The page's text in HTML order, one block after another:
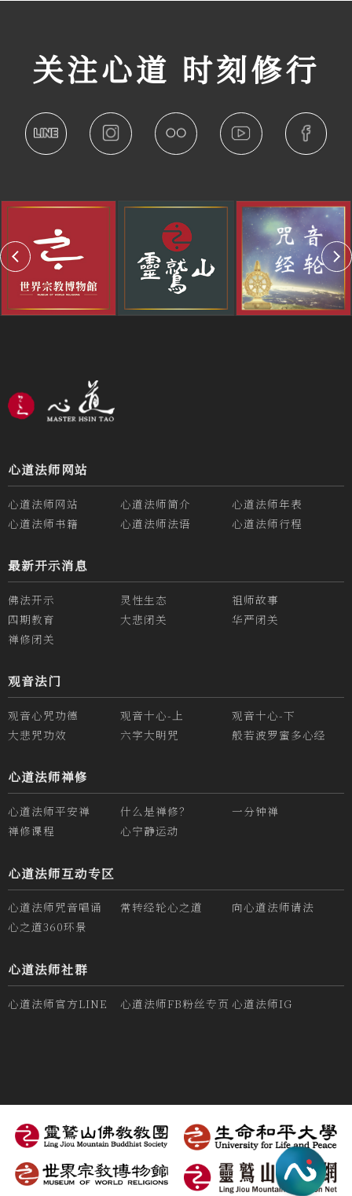
关注心道 时刻修行
心道法师网站
心道法师网站 心道法师简介
心道法师年表
心道法师书籍
心道法师法语 心道法师行程
最新开示消息
佛法开示 灵性生态
祖师故事
四期教育
大悲闭关
华严闭关
禅修闭关
观音法门
观音心咒功德 观音十心-上
观音十心-下
大悲咒功效
六字大明咒 般若波罗蜜多心经
心道法师禅修
心道法师平安禅 什么是禅修？
一分钟禅
禅修课程
心宁静运动
心道法师互动专区
心道法师咒音唱诵 常转经轮心之道
向心道法师请法
心之道360环景
心道法师社群
心道法师官方LINE 心道法师FB粉丝专页 心道法师IG